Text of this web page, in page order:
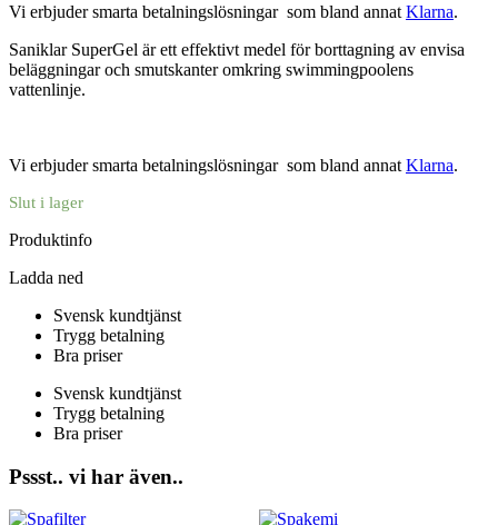
Vi erbjuder smarta betalningslösningar som bland annat Klarna.
Saniklar SuperGel är ett effektivt medel för borttagning av envisa
beläggningar och smutskanter omkring swimmingpoolens
vattenlinje.
Vi erbjuder smarta betalningslösningar som bland annat Klarna.
Slut i lager
Produktinfo
Ladda ned
Svensk kundtjänst
Trygg betalning
Bra priser
Svensk kundtjänst
Trygg betalning
Bra priser
Pssst.. vi har även..